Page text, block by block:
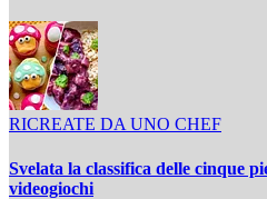
RICREATE DA UNO CHEF
Svelata la classifica delle cinque
videogiochi